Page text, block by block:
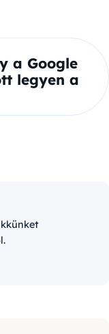
a Google
legyen a